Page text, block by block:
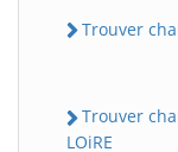
Trouver
Trouver
LOiRE